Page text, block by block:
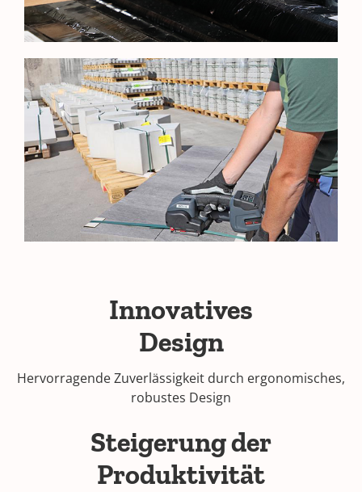
Innovatives
Design
Hervorragende Zuverlässigkeit durch ergonomisches,
robustes Design
Steigerung der
Produktivität